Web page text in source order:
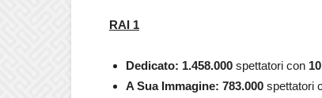
RAI 1
Dedicato: 1.458.000 spettatori con
A Sua Immagine: 783.000 spettatori